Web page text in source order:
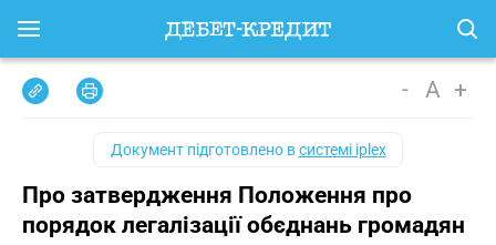
- A +
Документ підготовлено всистемі iplex
Про затвердження Положення про
порядок легалізації обєднань громадян